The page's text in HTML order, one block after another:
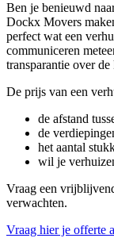
Ben je benieuwd
Dockx Movers
perfect wat een
communiceren
transparantie over de
De prijs van een
de afstand
de
het aantal
wil je
Vraag een
verwachten.
Vraag hier je offerte